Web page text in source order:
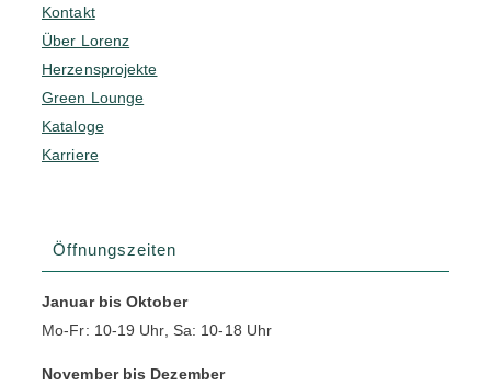
Kontakt
Über Lorenz
Herzensprojekte
Green Lounge
Kataloge
Karriere
Öffnungszeiten
Januar bis Oktober
Mo-Fr: 10-19 Uhr, Sa: 10-18 Uhr
November bis Dezember